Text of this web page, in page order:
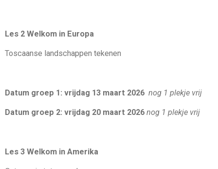
Les 2 Welkom in Europa
Toscaanse landschappen tekenen
Datum groep 1: vrijdag 13 maart 2026 nog 1 plekje vrij
Datum groep 2: vrijdag 20 maart 2026 nog 1 plekje vrij
Les 3 Welkom in Amerika